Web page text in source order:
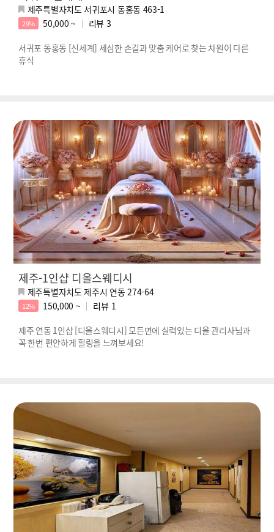
제주특별자치도 서귀포시 동홍동 463-1
29% 50,000 ~ 리뷰 3
서귀포 동홍동 [신세계] 세심한 손길과 맞춤 케어로 찾는 차원이 다른
휴식
제주-1인샵 디올스웨디시
제주특별자치도 제주시 연동 274-64
12% 150,000 ~ 리뷰 1
제주 연동 1인샵 [디올스웨디시] 모든면에 실력있는 디올 관리사님과
꼭 한번 편안하게 힐링을 느껴보세요!